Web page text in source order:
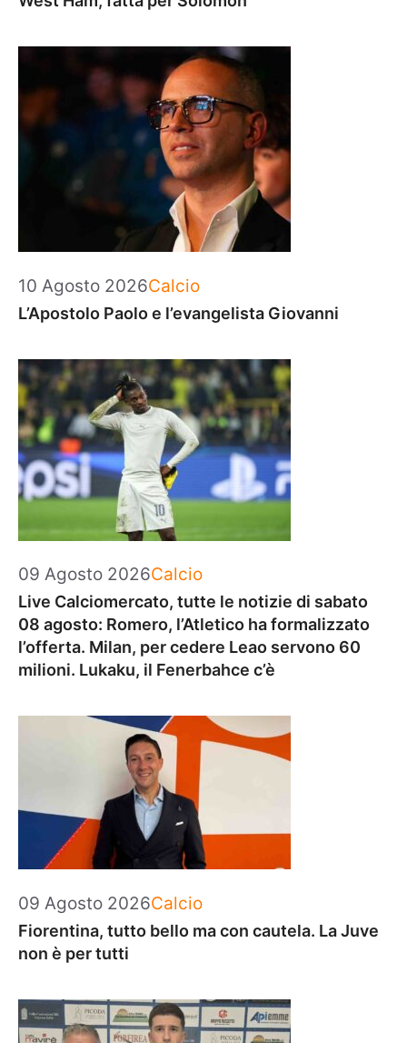
10 Agosto 2026Categorie
Calcio
L’Apostolo Paolo e l’evangelista Giovanni
09 Agosto 2026Categorie
Calcio
Live Calciomercato, tutte le notizie di sabato
08 agosto: Romero, l’Atletico ha formalizzato
l’offerta. Milan, per cedere Leao servono 60
milioni. Lukaku, il Fenerbahce c’è
09 Agosto 2026Categorie
Calcio
Fiorentina, tutto bello ma con cautela. La Juve
non è per tutti